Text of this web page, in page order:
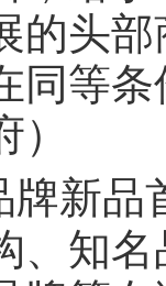
的头
同等
牌新
、知